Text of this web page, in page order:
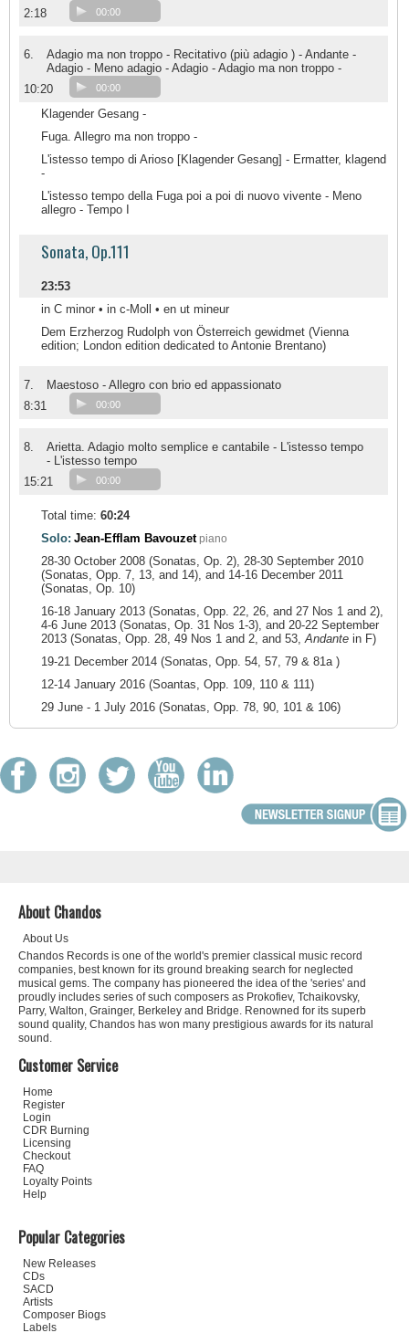
2:18
00:00
6.
Adagio ma non troppo - Recitativo (più adagio ) - Andante -
Adagio - Meno adagio - Adagio - Adagio ma non troppo -
10:20
00:00
Klagender Gesang -
Fuga. Allegro ma non troppo -
L'istesso tempo di Arioso [Klagender Gesang] - Ermatter, klagend
-
L'istesso tempo della Fuga poi a poi di nuovo vivente - Meno
allegro - Tempo I
Sonata, Op.111
23:53
in C minor • in c-Moll • en ut mineur
Dem Erzherzog Rudolph von Österreich gewidmet (Vienna
edition; London edition dedicated to Antonie Brentano)
7.
Maestoso - Allegro con brio ed appassionato
8:31
00:00
8.
Arietta. Adagio molto semplice e cantabile - L'istesso tempo
- L'istesso tempo
15:21
00:00
Total time: 60:24
Solo: Jean-Efflam Bavouzet piano
28-30 October 2008 (Sonatas, Op. 2), 28-30 September 2010
(Sonatas, Opp. 7, 13, and 14), and 14-16 December 2011
(Sonatas, Op. 10)
16-18 January 2013 (Sonatas, Opp. 22, 26, and 27 Nos 1 and 2),
4-6 June 2013 (Sonatas, Op. 31 Nos 1-3), and 20-22 September
2013 (Sonatas, Opp. 28, 49 Nos 1 and 2, and 53,Andante in F)
19-21 December 2014 (Sonatas, Opp. 54, 57, 79 & 81a )
12-14 January 2016 (Soantas, Opp. 109, 110 & 111)
29 June - 1 July 2016 (Sonatas, Opp. 78, 90, 101 & 106)
About Chandos
About Us
Chandos Records is one of the world's premier classical music record
companies, best known for its ground breaking search for neglected
musical gems. The company has pioneered the idea of the 'series' and
proudly includes series of such composers as Prokofiev, Tchaikovsky,
Parry, Walton, Grainger, Berkeley and Bridge. Renowned for its superb
sound quality, Chandos has won many prestigious awards for its natural
sound.
Customer Service
Home
Register
Login
CDR Burning
Licensing
Checkout
FAQ
Loyalty Points
Help
Popular Categories
New Releases
CDs
SACD
Artists
Composer Biogs
Labels